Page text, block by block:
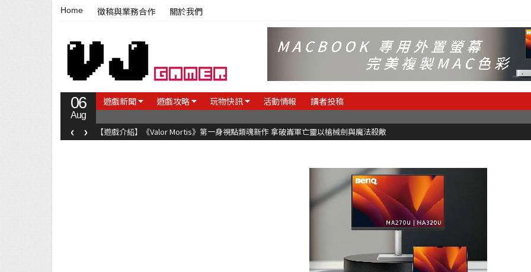
Home 徵稿與業務合作 關於我們
06
Aug
遊戲新聞 遊戲攻略 玩物快訊 活動情報 讀者投稿
【遊戲介紹】《Valor Mortis》第一身視點類魂新作 拿破崙軍亡靈以槍械劍與魔法殺敵
‹ ›